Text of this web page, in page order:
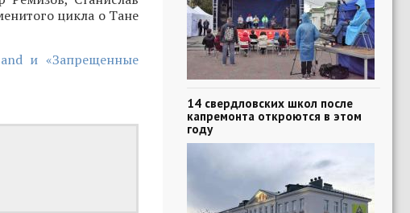
цикла о Тане
и «Запрещенные
14 свердловских школ после
капремонта откроются в этом
году